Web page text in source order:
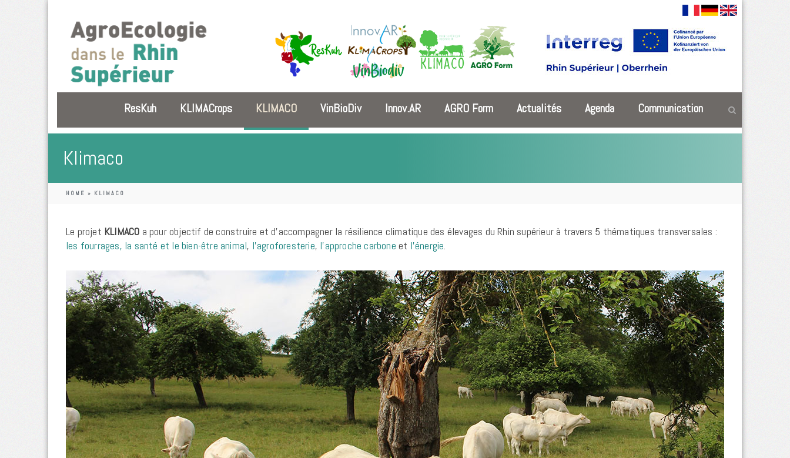
ResKuh KLIMACrops KLIMACO VinBioDiv Innov.AR AGRO Form Actualités Agenda Communication
Klimaco
HOME » KLIMACO
Le projet KLIMACO a pour objectif de construire et d’accompagner la résilience climatique des élevages du Rhin supérieur à travers 5 thématiques transversales :
les fourrages, la santé et le bien-être animal, l’agroforesterie, l’approche carbone et l’énergie.